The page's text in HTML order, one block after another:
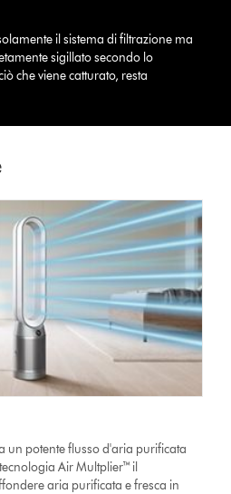
il sistema di filtrazione ma
sigillato secondo lo
che viene catturato, resta
un potente flusso d'aria purificata
Air Multplier™ il
aria purificata e fresca in